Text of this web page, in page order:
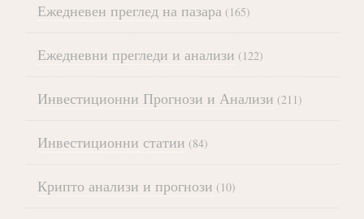
Ежедневен преглед на пазара (165)
Ежедневни прегледи и анализи (122)
Инвестиционни Прогнози и Анализи (211)
Инвестиционни статии (84)
Крипто анализи и прогнози (10)